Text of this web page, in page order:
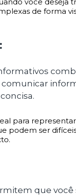
de forma
para
podem ser
que você